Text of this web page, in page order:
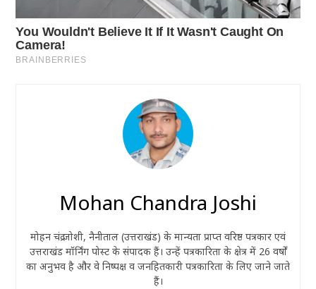
Mohan Chandra Joshi
मोहन चंद्र जोशी, नैनीताल (उत्तराखंड) के मान्यता प्राप्त वरिष्ठ पत्रकार एवं
उत्तराखंड मॉर्निंग पोस्ट के संपादक हैं। उन्हें पत्रकारिता के क्षेत्र में 26 वर्षों
का अनुभव है और वे निष्पक्ष व जनहितकारी पत्रकारिता के लिए जाने जाते
हैं।